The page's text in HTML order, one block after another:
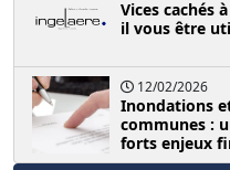
Vices cachés
il vous être
12/02/2026
Inondations
communes :
forts enjeux